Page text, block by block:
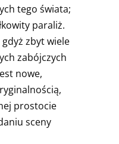
tego świata;
paraliż.
zbyt wiele
zabójczych
nowe,
prostocie
sceny